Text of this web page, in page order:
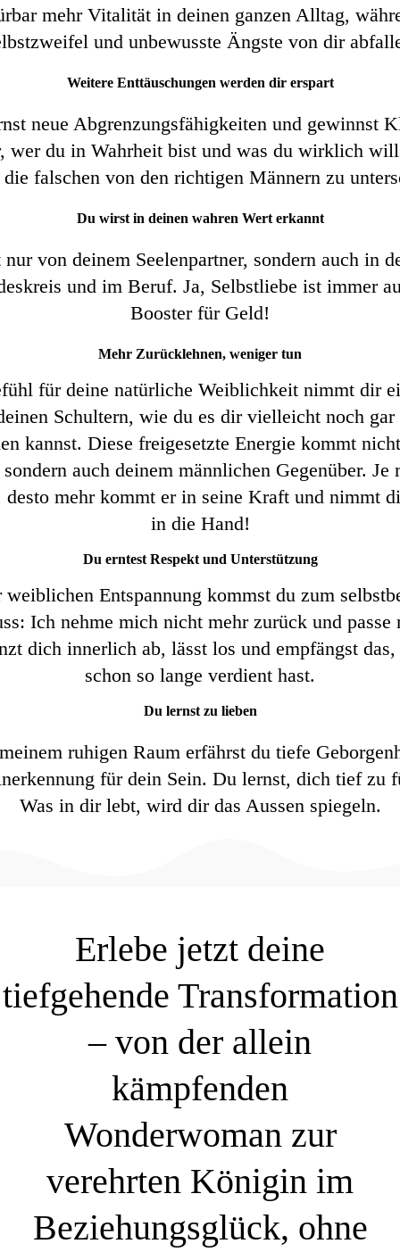
mehr Vitalität in deinen ganzen Alltag,
und unbewusste Ängste von dir
Weitere Enttäuschungen werden dir erspart
neue Abgrenzungsfähigkeiten und gewinnst
wer du in Wahrheit bist und was du wirklich
falschen von den richtigen Männern zu
Du wirst in deinen wahren Wert erkannt
von deinem Seelenpartner, sondern auch in
und im Beruf. Ja, Selbstliebe ist immer
Booster für Geld!
Mehr Zurücklehnen, weniger tun
für deine natürliche Weiblichkeit nimmt dir
Schultern, wie du es dir vielleicht noch
kannst. Diese freigesetzte Energie kommt
auch deinem männlichen Gegenüber. Je
desto mehr kommt er in seine Kraft und nimmt
in die Hand!
Du erntest Respekt und Unterstützung
weiblichen Entspannung kommst du zum
Ich nehme mich nicht mehr zurück und passe
dich innerlich ab, lässt los und empfängst das,
schon so lange verdient hast.
Du lernst zu lieben
ruhigen Raum erfährst du tiefe
für dein Sein. Du lernst, dich tief zu
Was in dir lebt, wird dir das Aussen spiegeln.
Erlebe jetzt deine
tiefgehende Transformation
– von der allein
kämpfenden
Wonderwoman zur
verehrten Königin im
Beziehungsglück, ohne